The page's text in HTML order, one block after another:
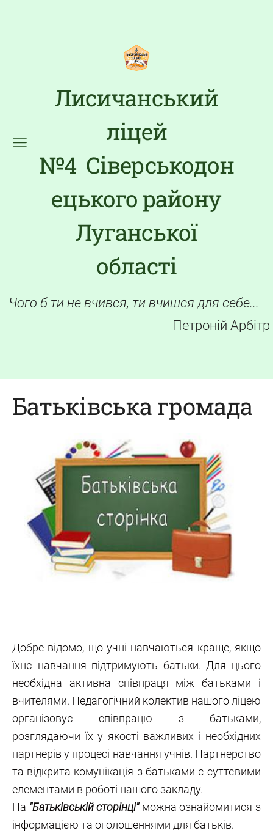
Лисичанський
ліцей
№4 Сіверськодон
ецького району
Луганської
області
Чого б ти не вчився, ти вчишся для себе...
Петроній Арбітр
Батьківська громада
Добре відомо, що учні навчаються краще, якщо
їхнє навчання підтримують батьки. Для цього
необхідна активна співпраця між батьками і
вчителями. Педагогічний колектив нашого ліцею
організовує співпрацю з батьками,
розглядаючи їх у якості важливих і необхідних
партнерів у процесі навчання учнів. Партнерство
та відкрита комунікація з батьками є суттєвими
елементами в роботі нашого закладу.
На "Батьківській сторінці" можна ознайомитися з
інформацією та оголошеннями для батьків.